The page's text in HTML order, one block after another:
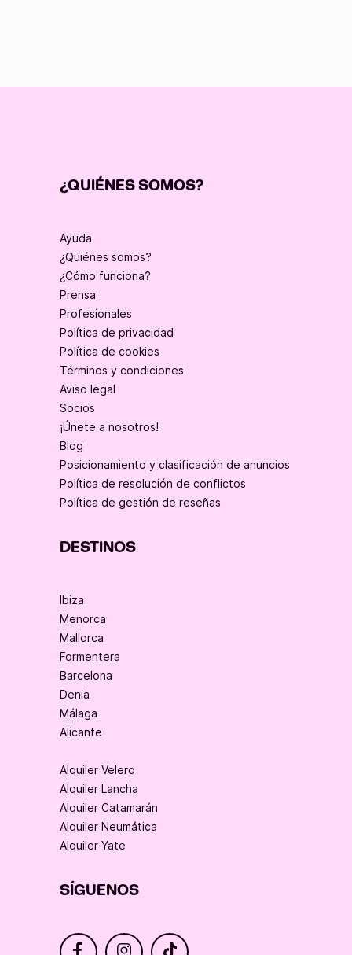
¿QUIÉNES SOMOS?
Ayuda
¿Quiénes somos?
¿Cómo funciona?
Prensa
Profesionales
Política de privacidad
Política de cookies
Términos y condiciones
Aviso legal
Socios
¡Únete a nosotros!
Blog
Posicionamiento y clasificación de anuncios
Política de resolución de conflictos
Política de gestión de reseñas
DESTINOS
Ibiza
Menorca
Mallorca
Formentera
Barcelona
Denia
Málaga
Alicante
Alquiler Velero
Alquiler Lancha
Alquiler Catamarán
Alquiler Neumática
Alquiler Yate
SÍGUENOS